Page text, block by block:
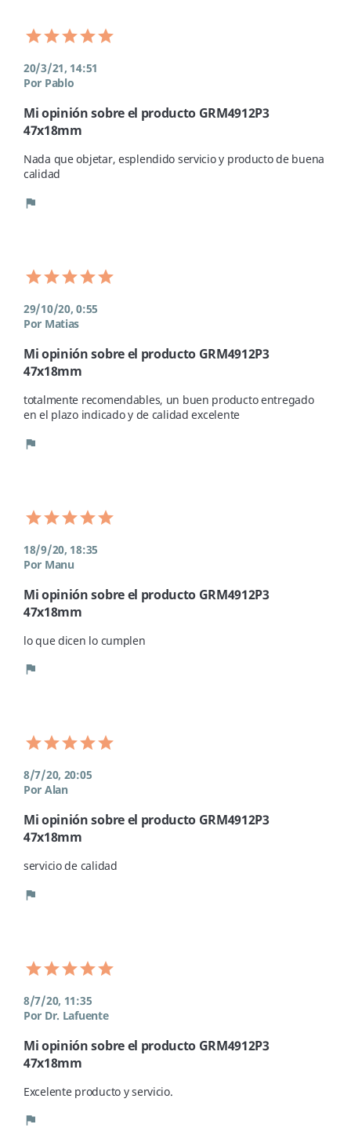
20/3/21, 14:51
Por Pablo
Mi opinión sobre el producto GRM4912P3
47x18mm
Nada que objetar, esplendido servicio y producto de buena
calidad
flag
29/10/20, 0:55
Por Matias
Mi opinión sobre el producto GRM4912P3
47x18mm
totalmente recomendables, un buen producto entregado
en el plazo indicado y de calidad excelente
flag
18/9/20, 18:35
Por Manu
Mi opinión sobre el producto GRM4912P3
47x18mm
lo que dicen lo cumplen
flag
8/7/20, 20:05
Por Alan
Mi opinión sobre el producto GRM4912P3
47x18mm
servicio de calidad
flag
8/7/20, 11:35
Por Dr. Lafuente
Mi opinión sobre el producto GRM4912P3
47x18mm
Excelente producto y servicio.
flag